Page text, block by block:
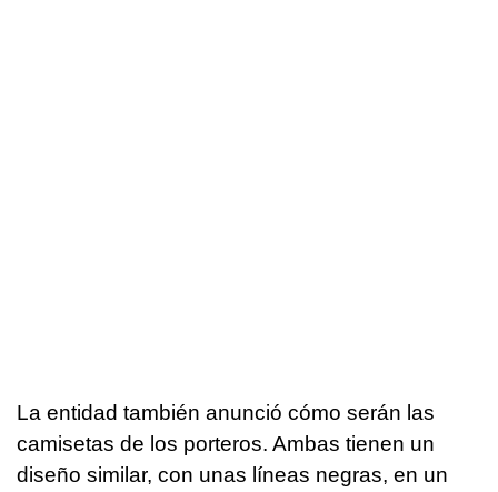
La entidad también anunció cómo serán las
camisetas de los porteros. Ambas tienen un
diseño similar, con unas líneas negras, en un